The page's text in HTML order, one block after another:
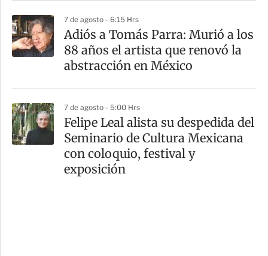
7 de agosto - 6:15 Hrs
Adiós a Tomás Parra: Murió a los
88 años el artista que renovó la
abstracción en México
7 de agosto - 5:00 Hrs
Felipe Leal alista su despedida del
Seminario de Cultura Mexicana
con coloquio, festival y
exposición